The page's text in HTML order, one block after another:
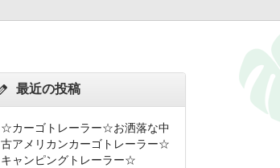
最近の投稿
☆カーゴトレーラー☆お洒落な中
古アメリカンカーゴトレーラー☆
キャンピングトレーラー☆